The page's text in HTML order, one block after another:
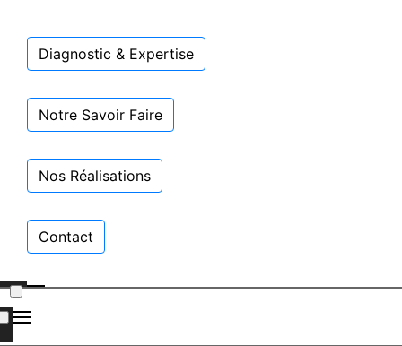
Diagnostic & Expertise
Notre Savoir Faire
Nos Réalisations
Contact